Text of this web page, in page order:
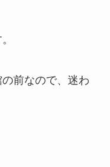
の前なので、迷わ